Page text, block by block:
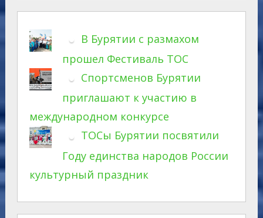
В Бурятии с размахом
прошел Фестиваль ТОС
Спортсменов Бурятии
приглашают к участию в
международном конкурсе
ТОСы Бурятии посвятили
Году единства народов России
культурный праздник